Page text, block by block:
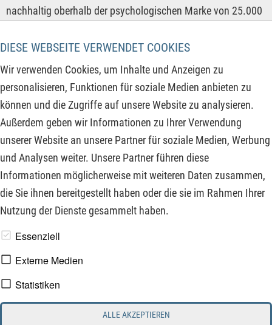
DIESE WEBSEITE VERWENDET COOKIES
Wir verwenden Cookies, um Inhalte und Anzeigen zu
personalisieren, Funktionen für soziale Medien anbieten zu
können und die Zugriffe auf unsere Website zu analysieren.
Außerdem geben wir Informationen zu Ihrer Verwendung
unserer Website an unsere Partner für soziale Medien, Werbung
und Analysen weiter. Unsere Partner führen diese
Informationen möglicherweise mit weiteren Daten zusammen,
die Sie ihnen bereitgestellt haben oder die sie im Rahmen Ihrer
Nutzung der Dienste gesammelt haben.
Essenziell
Externe Medien
Statistiken
ALLE AKZEPTIEREN
nachhaltig oberhalb der psychologischen Marke von 25.000
der DAX damit langsam, aber sicher Richtung neues
Allzeithoch vor, das zuletzt im Januar 2026 bei 25.512
Punkten ausgebildet worden ist. Positive Impulse kommen
nach wie vor aus dem Technologie- und Industriesektor, aber
auch etliche Nachzügler konnten in den letzten Wochen eine
Trendwende hinlegen. Welche interessant sind, lesen Sie
hier:
www.derfinanzinvestor.de - © 2026 - Die Publikation für
Datenschutz
Interessenskonflikt & Risikohinweis